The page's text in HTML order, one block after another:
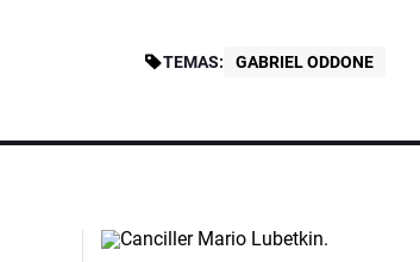
TEMAS: GABRIEL ODDONE